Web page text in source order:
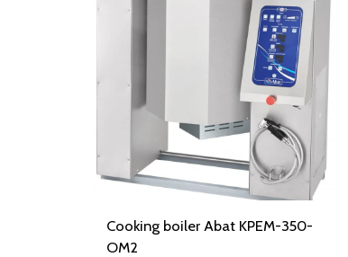
Cooking boiler Abat KPEM-350-
OM2